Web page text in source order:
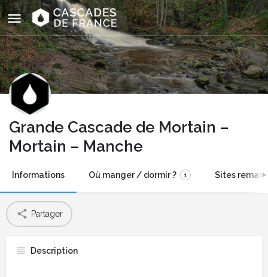
Grande Cascade de Mortain –
Mortain – Manche
Informations Où manger / dormir ? 1 Sites
Partager
Description